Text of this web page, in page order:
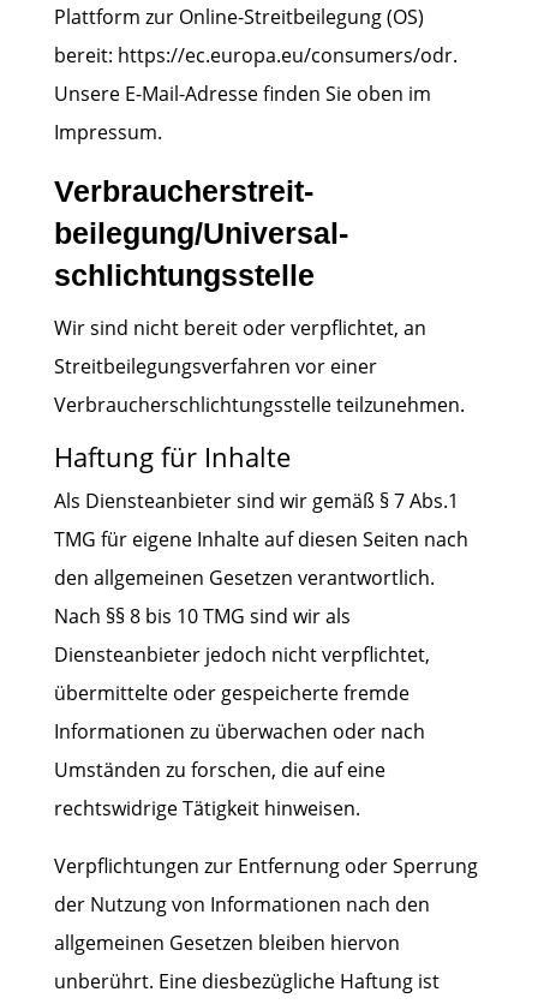
Plattform zur Online-Streitbeilegung (OS)
bereit: https://ec.europa.eu/consumers/odr.
Unsere E-Mail-Adresse finden Sie oben im
Impressum.
Verbraucher­streit­
beilegung/Universal­
schlichtungs­stelle
Wir sind nicht bereit oder verpflichtet, an
Streitbeilegungsverfahren vor einer
Verbraucherschlichtungsstelle teilzunehmen.
Haftung für Inhalte
Als Diensteanbieter sind wir gemäß § 7 Abs.1
TMG für eigene Inhalte auf diesen Seiten nach
den allgemeinen Gesetzen verantwortlich.
Nach §§ 8 bis 10 TMG sind wir als
Diensteanbieter jedoch nicht verpflichtet,
übermittelte oder gespeicherte fremde
Informationen zu überwachen oder nach
Umständen zu forschen, die auf eine
rechtswidrige Tätigkeit hinweisen.
Verpflichtungen zur Entfernung oder Sperrung
der Nutzung von Informationen nach den
allgemeinen Gesetzen bleiben hiervon
unberührt. Eine diesbezügliche Haftung ist